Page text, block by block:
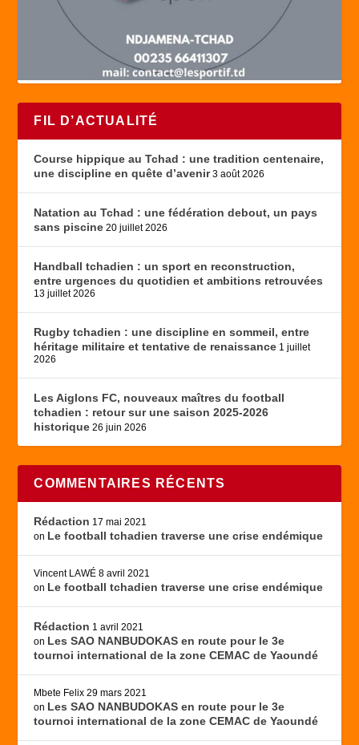
FIL D’ACTUALITÉ
Course hippique au Tchad : une tradition centenaire,
une discipline en quête d’avenir 3 août 2026
Natation au Tchad : une fédération debout, un pays
sans piscine 20 juillet 2026
Handball tchadien : un sport en reconstruction,
entre urgences du quotidien et ambitions retrouvées
13 juillet 2026
Rugby tchadien : une discipline en sommeil, entre
héritage militaire et tentative de renaissance 1 juillet
2026
Les Aiglons FC, nouveaux maîtres du football
tchadien : retour sur une saison 2025-2026
historique 26 juin 2026
COMMENTAIRES RÉCENTS
Rédaction 17 mai 2021
on Le football tchadien traverse une crise endémique
Vincent LAWÉ 8 avril 2021
on Le football tchadien traverse une crise endémique
Rédaction 1 avril 2021
on Les SAO NANBUDOKAS en route pour le 3e
tournoi international de la zone CEMAC de Yaoundé
Mbete Felix 29 mars 2021
on Les SAO NANBUDOKAS en route pour le 3e
tournoi international de la zone CEMAC de Yaoundé